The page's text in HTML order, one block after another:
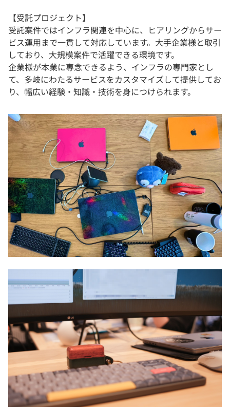
【受託プロジェクト】
受託案件ではインフラ関連を中心に、ヒアリングからサー
ビス運用まで一貫して対応しています。大手企業様と取引
しており、大規模案件で活躍できる環境です。
企業様が本業に専念できるよう、インフラの専門家とし
て、多岐にわたるサービスをカスタマイズして提供してお
り、幅広い経験・知識・技術を身につけられます。